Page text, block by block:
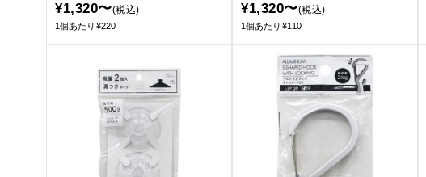
¥1,320〜(税込)
1個あたり¥220
¥1,320〜(税込)
1個あたり¥110